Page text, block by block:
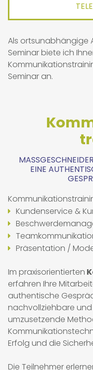
Als ortsunabhängige
Seminar biete ich
Seminar an.
INE
Kundenservice &
Präsentation /
Im praxisorientierten
erfahren Ihre
authentische
nachvollziehbare und
umzusetzende
Erfolg und die
Die Teilnehmer